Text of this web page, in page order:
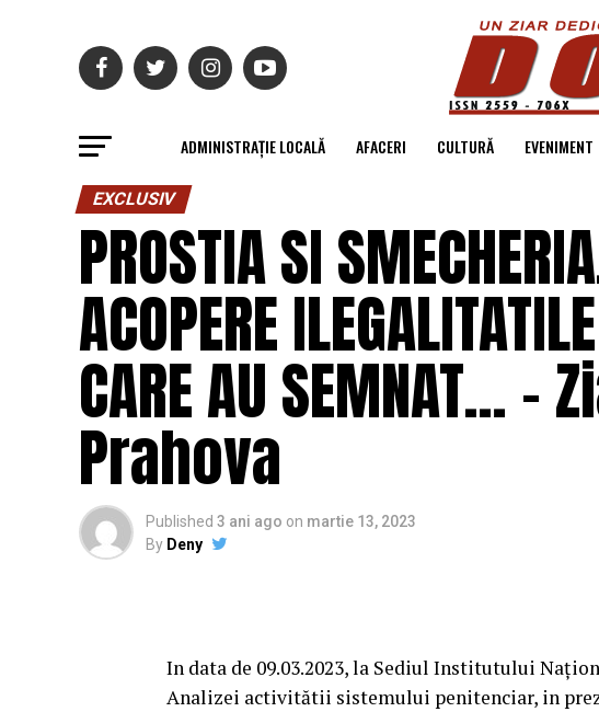
ADMINISTRAȚIE LOCALĂ AFACERI CULTURĂ EVENIMENT
EXCLUSIV
PROSTIA SI
ACOPERE
CARE AU SEMNAT…
Prahova
Published 3 ani ago on martie 13, 2023
By Deny
In data de 09.03.2023, la Sediul Institutului
Analizei activitătii sistemului penitenciar, in